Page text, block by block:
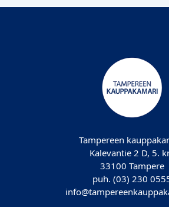
Tampereen
Kalevantie 2 D, 5.
33100 Tampere
puh. (03) 230